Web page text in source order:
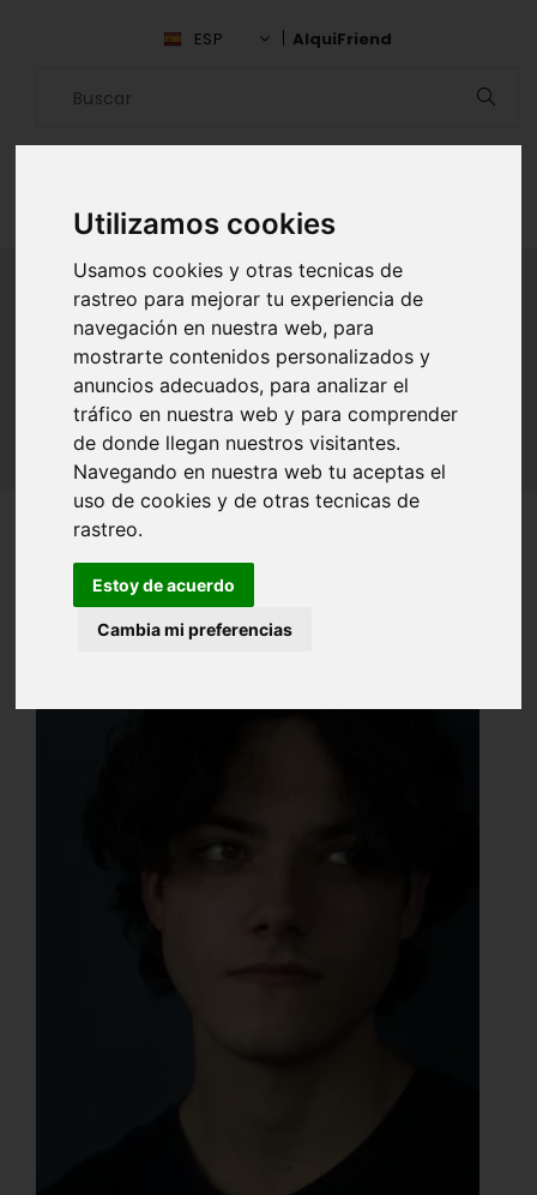
Utilizamos cookies
Usamos cookies y otras tecnicas de
rastreo para mejorar tu experiencia de
navegación en nuestra web, para
mostrarte contenidos personalizados y
anuncios adecuados, para analizar el
tráfico en nuestra web y para comprender
de donde llegan nuestros visitantes.
Navegando en nuestra web tu aceptas el
uso de cookies y de otras tecnicas de
rastreo.
Estoy de acuerdo
Cambia mi preferencias
ESP AlquiFriend
ALQUILAR AMIGO
Inicio Amigos Sevilla Alejandro De La Torre